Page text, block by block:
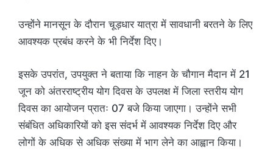
उन्होंने मानसून के दौरान चूड़धार यात्रा में सावधानी बरतने के लिए
आवश्यक प्रबंध करने के भी निर्देश दिए।
इसके उपरांत, उपयुक्त ने बताया कि नाहन के चौगान मैदान में 21
जून को अंतरराष्ट्रीय योग दिवस के उपलक्ष में जिला स्तरीय योग
दिवस का आयोजन प्रातः 07 बजे किया जाएगा। उन्होंने सभी
संबंधित अधिकारियों को इस संदर्भ में आवश्यक निर्देश दिए और
लोगों के अधिक से अधिक संख्या में भाग लेने का आह्वान किया।